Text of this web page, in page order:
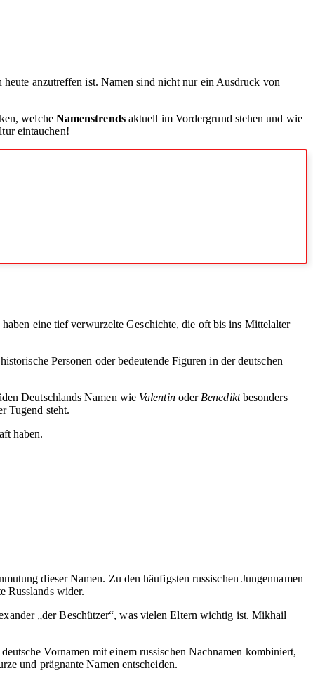
anzutreffen ist. Namen sind nicht nur ein Ausdruck von
welche Namenstrendsaktuell im Vordergrund stehen und wie
eintauchen!
eine tief verwurzelte Geschichte, die oft bis ins Mittelalter
Personen oder bedeutende Figuren in der deutschen
Deutschlands Namen wie Valentinoder Benediktbesonders
Tugend steht.
haben.
dieser Namen. Zu den häufigsten russischen Jungennamen
Russlands wider.
„der Beschützer“, was vielen Eltern wichtig ist. Mikhail
Vornamen mit einem russischen Nachnamen kombiniert,
und prägnante Namen entscheiden.